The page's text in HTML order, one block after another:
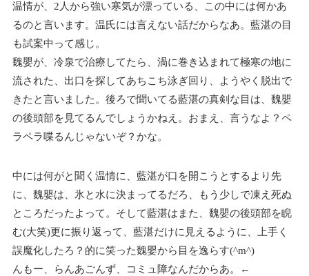
温情が、2人から強い寒気が漂っている、この中には何かあ
るのと言います。温氏には言えない話だからなあ。藍湛の目
も試案中って感じ。
魏嬰が、冷泉で治療してたら、渦に巻き込まれて極寒の地に
流された、出口を探してあちこち泳ぎ回り、ようやく脱出で
きたと言いました。後ろで聞いてる藍湛の真剣な目は、魏嬰
の後頭部を見てるんでしょうかねえ。おまえ、言うなよ？ペ
ラペラ喋るんじゃないぞ？かな。
中には何がと聞く温情に、藍湛が口を開こうとするより先
に、魏嬰は、氷と水に決まってるだろ、もう少しで凍え死ぬ
ところだったよって。そして藍湛はまた、魏嬰の後頭部を睨
む(大笑)更に振り返って、藍湛だけに見えるように、上手く
誤魔化したろ？的に笑った魏嬰から目を逸らす(^m^)
んもー、らんあごんず、コミュ障なんだからあ。←